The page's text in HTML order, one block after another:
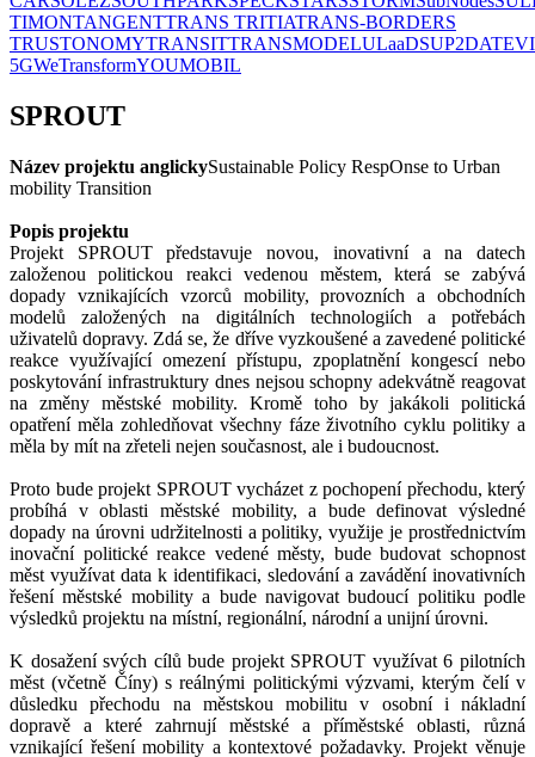
TIMONTANGENTTRANS TRITIATRANS-BORDERS
TRUSTONOMYTRANSITTRANSMODELULaaDSUP2DATE
5GWeTransformYOUMOBIL
SPROUT
Název projektu anglickySustainable Policy RespOnse to Urban
mobility Transition
Popis projektu
Projekt SPROUT představuje novou, inovativní a na datech
založenou politickou reakci vedenou městem, která se zabývá
dopady vznikajících vzorců mobility, provozních a obchodních
modelů založených na digitálních technologiích a potřebách
uživatelů dopravy. Zdá se, že dříve vyzkoušené a zavedené politické
reakce využívající omezení přístupu, zpoplatnění kongescí nebo
poskytování infrastruktury dnes nejsou schopny adekvátně reagovat
na změny městské mobility. Kromě toho by jakákoli politická
opatření měla zohledňovat všechny fáze životního cyklu politiky a
měla by mít na zřeteli nejen současnost, ale i budoucnost.
Proto bude projekt SPROUT vycházet z pochopení přechodu, který
probíhá v oblasti městské mobility, a bude definovat výsledné
dopady na úrovni udržitelnosti a politiky, využije je prostřednictvím
inovační politické reakce vedené městy, bude budovat schopnost
měst využívat data k identifikaci, sledování a zavádění inovativních
řešení městské mobility a bude navigovat budoucí politiku podle
výsledků projektu na místní, regionální, národní a unijní úrovni.
K dosažení svých cílů bude projekt SPROUT využívat 6 pilotních
měst (včetně Číny) s reálnými politickými výzvami, kterým čelí v
důsledku přechodu na městskou mobilitu v osobní i nákladní
dopravě a které zahrnují městské a příměstské oblasti, různá
vznikající řešení mobility a kontextové požadavky. Projekt věnuje